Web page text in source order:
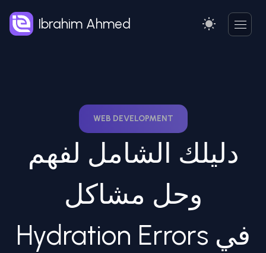
Ibrahim Ahmed
WEB DEVELOPMENT
دليلك الشامل لفهم
وحل مشاكل
Hydration Errors في